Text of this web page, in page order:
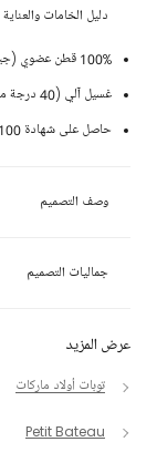
عرض المزيد
توبات أولاد ماركات
Petit Bateau
دليل الخامات والعناية
100% قطن عضوي (جيرسي ناعم)
غسيل آلي (40 درجة مئوية)
حاصل على شهادة OEKO-TEX® Standard 100
وصف التصميم
جماليات التصميم